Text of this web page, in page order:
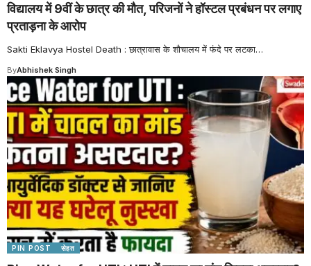
विद्यालय में 9वीं के छात्र की मौत, परिजनों ने हॉस्टल प्रबंधन पर लगाए
प्रताड़ना के आरोप
Sakti Eklavya Hostel Death : छात्रावास के शौचालय में फंदे पर लटका…
ByAbhishek Singh
PIN POST सेहत